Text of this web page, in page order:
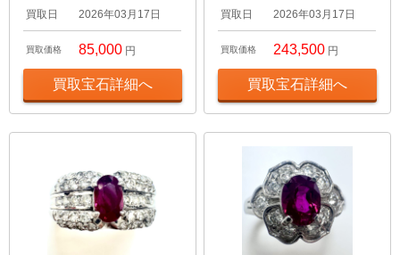
買取日 2026年03月17日
買取価格 85,000 円
買取宝石詳細へ
買取日 2026年03月17日
買取価格 243,500 円
買取宝石詳細へ